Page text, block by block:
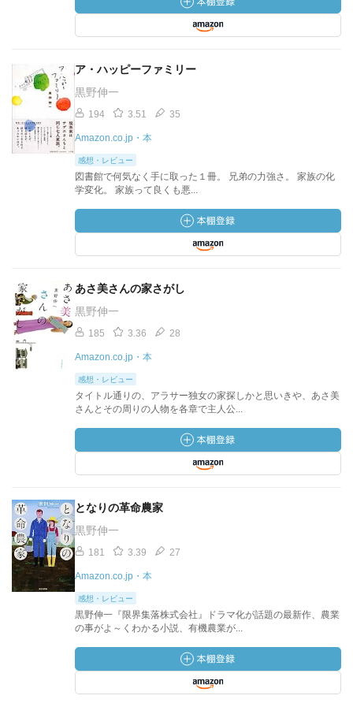
ア・ハッピーファミリー
黒野伸一
194 3.51 35
Amazon.co.jp・本
感想・レビュー
図書館で何気なく手に取った１冊。 兄弟の力強さ。 家族の化
学変化。 家族って良くも悪...
あさ美さんの家さがし
黒野伸一
185 3.36 28
Amazon.co.jp・本
感想・レビュー
タイトル通りの、アラサー独女の家探しかと思いきや、あさ美
さんとその周りの人物を各章で主人公...
となりの革命農家
黒野伸一
181 3.39 27
Amazon.co.jp・本
感想・レビュー
黒野伸一『限界集落株式会社』ドラマ化が話題の最新作、農業
の事がよ～くわかる小説、有機農業が...